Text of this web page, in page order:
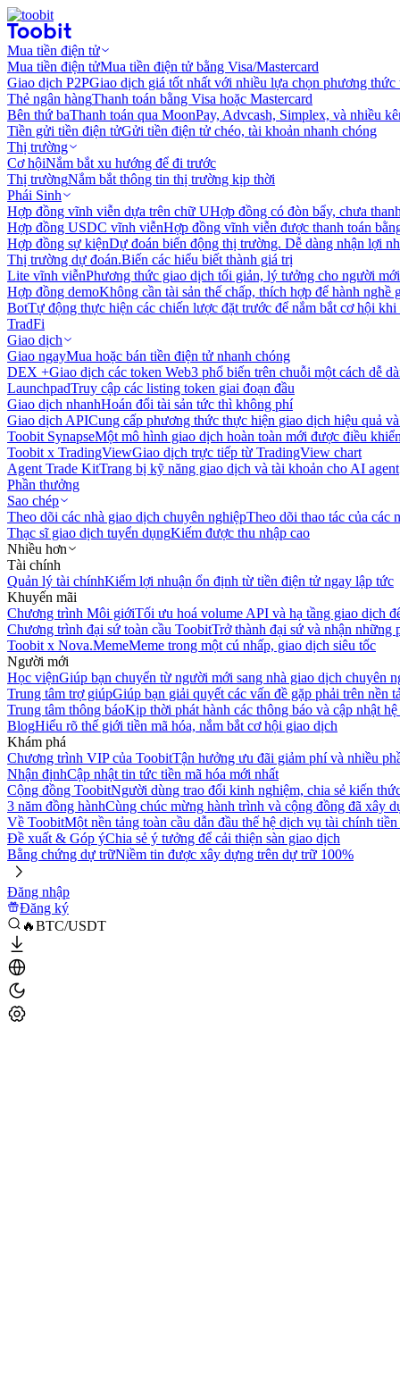
Mua tiền điện tử
Mua tiền điện tửMua tiền điện tử bằng Visa/Mastercard
Giao dịch P2PGiao dịch giá tốt nhất với nhiều lựa chọn phương thức
Thẻ ngân hàngThanh toán bằng Visa hoặc Mastercard
Bên thứ baThanh toán qua MoonPay, Advcash, Simplex, và nhiều
Tiền gửi tiền điện tửGửi tiền điện tử chéo, tài khoản nhanh chóng
Thị trường
Cơ hộiNắm bắt xu hướng để đi trước
Thị trườngNắm bắt thông tin thị trường kịp thời
Phái Sinh
Hợp đồng vĩnh viễn dựa trên chữ UHợp đồng có đòn bẩy, chưa
Hợp đồng USDC vĩnh viễnHợp đồng vĩnh viễn được thanh toán
Hợp đồng sự kiệnDự đoán biến động thị trường. Dễ dàng nhận lợi
Thị trường dự đoán.Biến các hiểu biết thành giá trị
Lite vĩnh viễnPhương thức giao dịch tối giản, lý tưởng cho người
Hợp đồng demoKhông cần tài sản thế chấp, thích hợp để hành nghề
BotTự động thực hiện các chiến lược đặt trước để nắm bắt cơ hội
TradFi
Giao dịch
Giao ngayMua hoặc bán tiền điện tử nhanh chóng
DEX +Giao dịch các token Web3 phổ biến trên chuỗi một cách dễ
LaunchpadTruy cập các listing token giai đoạn đầu
Giao dịch nhanhHoán đổi tài sản tức thì không phí
Giao dịch APICung cấp phương thức thực hiện giao dịch hiệu quả
Toobit SynapseMột mô hình giao dịch hoàn toàn mới được điều
Toobit x TradingViewGiao dịch trực tiếp từ TradingView chart
Agent Trade KitTrang bị kỹ năng giao dịch và tài khoản cho AI agent
Phần thưởng
Sao chép
Theo dõi các nhà giao dịch chuyên nghiệpTheo dõi thao tác của các
Thạc sĩ giao dịch tuyển dụngKiếm được thu nhập cao
Nhiều hơn
Tài chính
Quản lý tài chínhKiếm lợi nhuận ổn định từ tiền điện tử ngay lập tức
Khuyến mãi
Chương trình Môi giớiTối ưu hoá volume API và hạ tầng giao dịch
Chương trình đại sứ toàn cầu ToobitTrở thành đại sứ và nhận những
Toobit x Nova.MemeMeme trong một cú nhấp, giao dịch siêu tốc
Người mới
Học việnGiúp bạn chuyển từ người mới sang nhà giao dịch chuyên
Trung tâm trợ giúpGiúp bạn giải quyết các vấn đề gặp phải trên nền
Trung tâm thông báoKịp thời phát hành các thông báo và cập nhật
BlogHiểu rõ thế giới tiền mã hóa, nắm bắt cơ hội giao dịch
Khám phá
Chương trình VIP của ToobitTận hưởng ưu đãi giảm phí và nhiều
Nhận địnhCập nhật tin tức tiền mã hóa mới nhất
Cộng đồng ToobitNgười dùng trao đổi kinh nghiệm, chia sẻ kiến
3 năm đồng hànhCùng chúc mừng hành trình và cộng đồng đã xây
Về ToobitMột nền tảng toàn cầu dẫn đầu thế hệ dịch vụ tài chính
Đề xuất & Góp ýChia sẻ ý tưởng để cải thiện sàn giao dịch
Bằng chứng dự trữNiềm tin được xây dựng trên dự trữ 100%
Đăng nhập
Đăng ký
🔥BTC/USDT